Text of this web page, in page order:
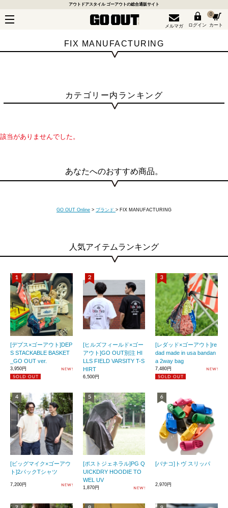
アウトドアスタイル ゴーアウトの総合通販サイト
メルマガ ログイン
0
カート
FIX MANUFACTURING
カテゴリー内ランキング
該当がありませんでした。
あなたへのおすすめ商品。
GO OUT Online > ブランド > FIX MANUFACTURING
人気アイテムランキング
[デプス×ゴーアウト]DEP
S STACKABLE BASKET
_GO OUT ver.
3,950円
[ヒルズフィールド×ゴー
アウト]GO OUT別注 HI
LLS FIELD VARSITY T-S
HIRT
6,500円
[レダッド×ゴーアウト]re
dad made in usa bandan
a 2way bag
7,480円
[ビッグマイク×ゴーアウ
ト]2パックTシャツ
7,200円
[ポストジェネラル]PG Q
UICKDRY HOODIE TO
WEL UV
1,870円
[バナコ]トヴ スリッパ
2,970円